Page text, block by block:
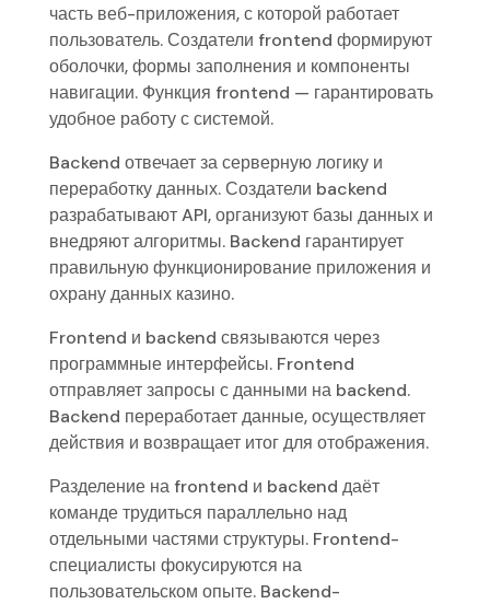
часть веб-приложения, с которой работает
пользователь. Создатели frontend формируют
оболочки, формы заполнения и компоненты
навигации. Функция frontend — гарантировать
удобное работу с системой.
Backend отвечает за серверную логику и
переработку данных. Создатели backend
разрабатывают API, организуют базы данных и
внедряют алгоритмы. Backend гарантирует
правильную функционирование приложения и
охрану данных казино.
Frontend и backend связываются через
программные интерфейсы. Frontend
отправляет запросы с данными на backend.
Backend переработает данные, осуществляет
действия и возвращает итог для отображения.
Разделение на frontend и backend даёт
команде трудиться параллельно над
отдельными частями структуры. Frontend-
специалисты фокусируются на
пользовательском опыте. Backend-